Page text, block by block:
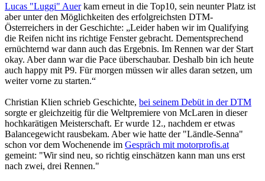
Lucas "Luggi" Auerkam erneut in die Top10, sein neunter Platz ist
aber unter den Möglichkeiten des erfolgreichsten DTM-
Österreichers in der Geschichte: „Leider haben wir im Qualifying
die Reifen nicht ins richtige Fenster gebracht. Dementsprechend
ernüchternd war dann auch das Ergebnis. Im Rennen war der Start
okay. Aber dann war die Pace überschaubar. Deshalb bin ich heute
auch happy mit P9. Für morgen müssen wir alles daran setzen, um
weiter vorne zu starten.“
Christian Klien schrieb Geschichte, bei seinem Debüt in der DTM
sorgte er gleichzeitig für die Weltpremiere von McLaren in dieser
hochkarätigen Meisterschaft. Er wurde 12., nachdem er etwas
Balancegewicht rausbekam. Aber wie hatte der "Ländle-Senna"
schon vor dem Wochenende im Gespräch mit motorprofis.at
gemeint: "Wir sind neu, so richtig einschätzen kann man uns erst
nach zwei, drei Rennen."